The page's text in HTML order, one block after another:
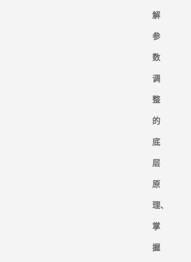
解
参
数
调
整
的
底
层
原
理、
掌
握